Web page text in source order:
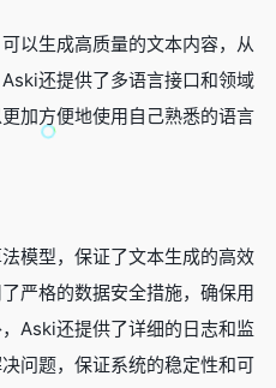
以生成高质量的文本内容，从
还提供了多语言接口和领域
加方便地使用自己熟悉的语言
模型，保证了文本生成的高效
严格的数据安全措施，确保用
Aski还提供了详细的日志和监
问题，保证系统的稳定性和可